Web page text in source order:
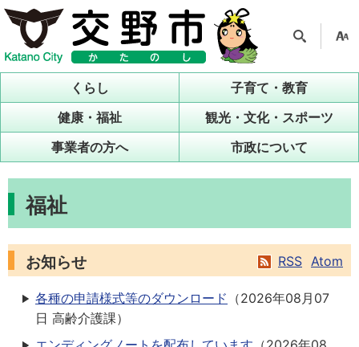
ル
くらし
子育て・教育
健康・福祉
観光・文化・スポーツ
事業者の方へ
市政について
福祉
お知らせ RSS Atom
各種の申請様式等のダウンロード （2026年08月07
日 高齢介護課）